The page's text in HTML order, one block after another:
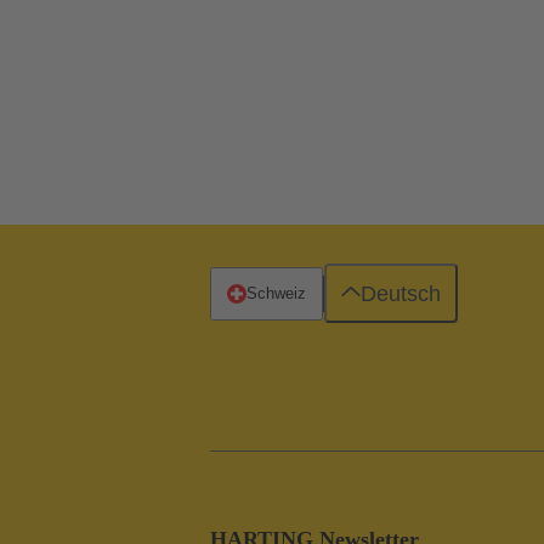
HARTING Newsletter
Schweiz Deutsch